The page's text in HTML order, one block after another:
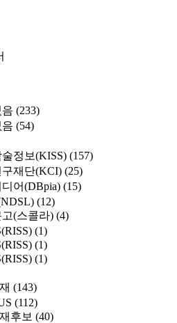
(233)
(54)
정보(KISS) (157)
구재단(KCI) (25)
어(DBpia) (15)
(12)
고(스콜라) (4)
(1)
(1)
(1)
(143)
(112)
후보 (40)